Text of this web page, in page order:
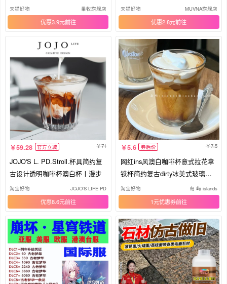
冻
天猫好物 巢牧旗舰店
优惠3.9元
杯
天猫好物 MUVNA旗舰店
优惠2.8元
59.28 官方立减 71
JOJO'S L. PD.Stroll.杯具简约复
古设计透明咖啡杯澳白杯丨漫步
淘宝好物 JOJO'S LIFE PD
优惠8.6元
5.6 券后价 7.5
网红ins风澳白咖啡杯意式拉花拿
铁杯简约复古dirty冰美式玻璃杯
子
淘宝好物 岛 屿 islands
1元优惠券